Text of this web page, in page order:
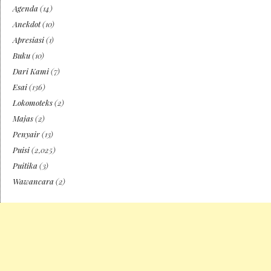
Agenda (14)
Anekdot(10)
Apresiasi(1)
Buku(10)
Dari Kami(7)
Esai(136)
Lokomoteks(2)
Majas(2)
Penyair(13)
Puisi(2,025)
Puitika (3)
Wawancara (2)